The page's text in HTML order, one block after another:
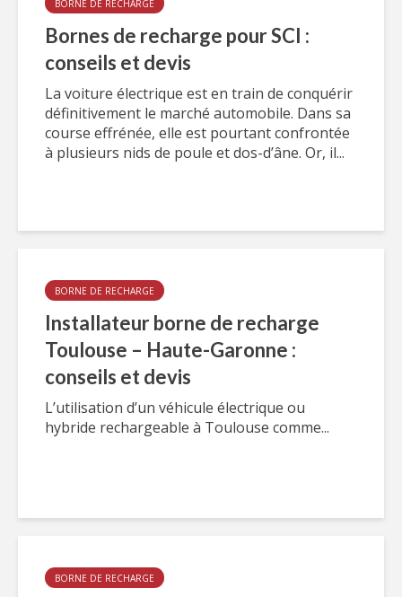
BORNE DE RECHARGE
Bornes de recharge pour SCI :
conseils et devis
La voiture électrique est en train de conquérir
définitivement le marché automobile. Dans sa
course effrénée, elle est pourtant confrontée
à plusieurs nids de poule et dos-d’âne. Or, il...
BORNE DE RECHARGE
Installateur borne de recharge
Toulouse – Haute-Garonne :
conseils et devis
L’utilisation d’un véhicule électrique ou
hybride rechargeable à Toulouse comme...
BORNE DE RECHARGE